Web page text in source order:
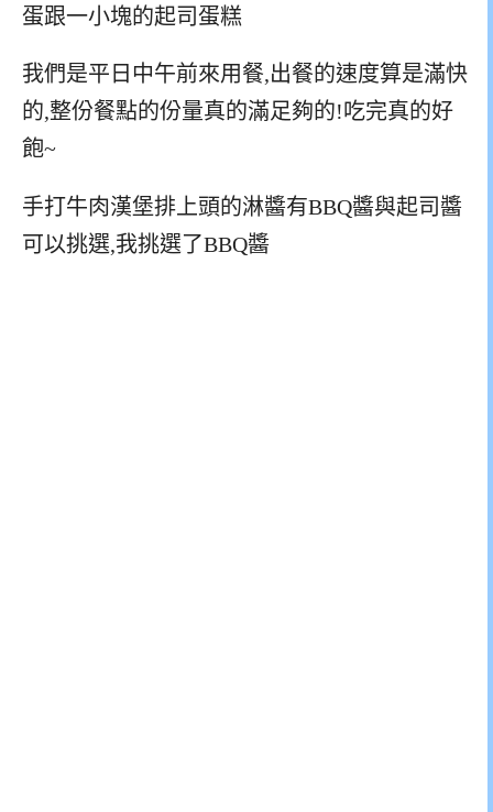
蛋跟一小塊的起司蛋糕
我們是平日中午前來用餐,出餐的速度算是滿快
的,整份餐點的份量真的滿足夠的!吃完真的好
飽~
手打牛肉漢堡排上頭的淋醬有BBQ醬與起司醬
可以挑選,我挑選了BBQ醬